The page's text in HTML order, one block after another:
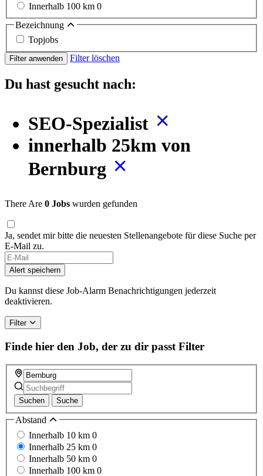
Innerhalb 100 km 0
Bezeichnung
Topjobs
Filter anwenden Filter löschen
Du hast gesucht nach:
SEO-Spezialist
innerhalb 25km von
Bernburg
There Are 0 Jobs wurden gefunden
Ja, sendet mir bitte die neuesten Stellenangebote für diese Suche per
E-Mail zu.
Alert speichern
Du kannst diese Job-Alarm Benachrichtigungen jederzeit
deaktivieren.
Filter
Finde hier den Job, der zu dir passt Filter
Suchen Suche
Abstand
Innerhalb 10 km 0
Innerhalb 25 km 0
Innerhalb 50 km 0
Innerhalb 100 km 0